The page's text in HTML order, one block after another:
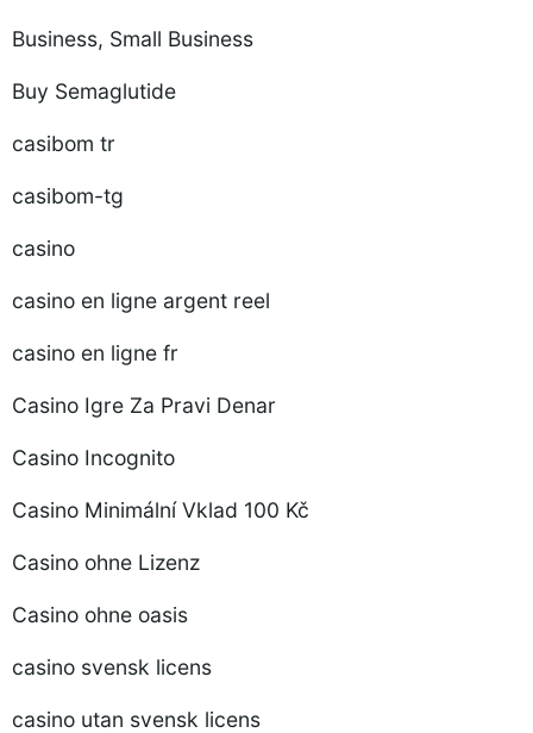
Business, Small Business
Buy Semaglutide
casibom tr
casibom-tg
casino
casino en ligne argent reel
casino en ligne fr
Casino Igre Za Pravi Denar
Casino Incognito
Casino Minimální Vklad 100 Kč
Casino ohne Lizenz
Casino ohne oasis
casino svensk licens
casino utan svensk licens